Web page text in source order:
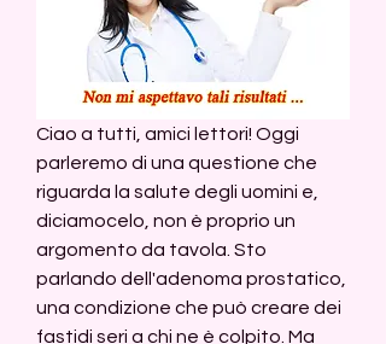
Ciao a tutti, amici lettori! Oggi
parleremo di una questione che
riguarda la salute degli uomini e,
diciamocelo, non è proprio un
argomento da tavola. Sto
parlando dell'adenoma prostatico,
una condizione che può creare dei
fastidi seri a chi ne è colpito. Ma